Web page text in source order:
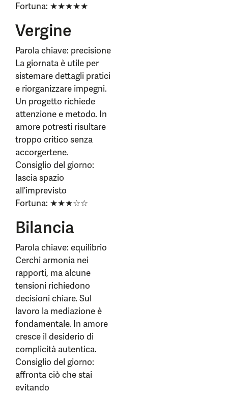
Fortuna: ★★★★★
Vergine
Parola chiave: precisione
La giornata è utile per
sistemare dettagli pratici
e riorganizzare impegni.
Un progetto richiede
attenzione e metodo. In
amore potresti risultare
troppo critico senza
accorgertene.
Consiglio del giorno:
lascia spazio
all’imprevisto
Fortuna: ★★★☆☆
Bilancia
Parola chiave: equilibrio
Cerchi armonia nei
rapporti, ma alcune
tensioni richiedono
decisioni chiare. Sul
lavoro la mediazione è
fondamentale. In amore
cresce il desiderio di
complicità autentica.
Consiglio del giorno:
affronta ciò che stai
evitando